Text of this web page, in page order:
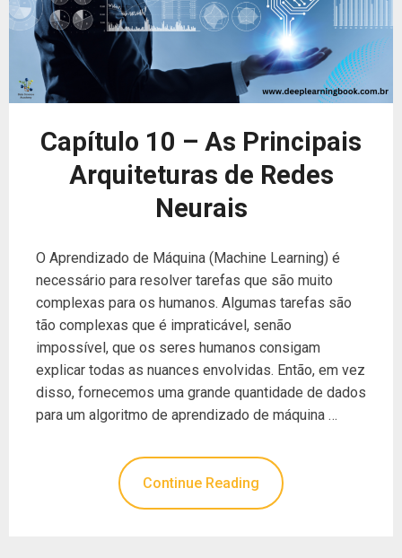
Capítulo 10 – As Principais
Arquiteturas de Redes
Neurais
O Aprendizado de Máquina (Machine Learning) é
necessário para resolver tarefas que são muito
complexas para os humanos. Algumas tarefas são
tão complexas que é impraticável, senão
impossível, que os seres humanos consigam
explicar todas as nuances envolvidas. Então, em vez
disso, fornecemos uma grande quantidade de dados
para um algoritmo de aprendizado de máquina …
Continue Reading